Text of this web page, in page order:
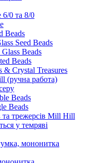
6/0 та 8/0
Beads
Seed Beads
Beads
Beads
& Crystal Treasures
(ручна работа)
Beads
Beads
та трежерсів Mill Hill
у темряві
мононитка